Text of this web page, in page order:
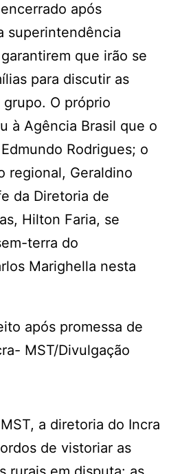
após
superintendência
que irão se
para discutir as
O próprio
à Agência Brasil que o
Rodrigues; o
regional, Geraldino
da Diretoria de
Hilton Faria, se
terra do
Marighella nesta
após promessa de
MST/Divulgação
a diretoria do Incra
de vistoriar as